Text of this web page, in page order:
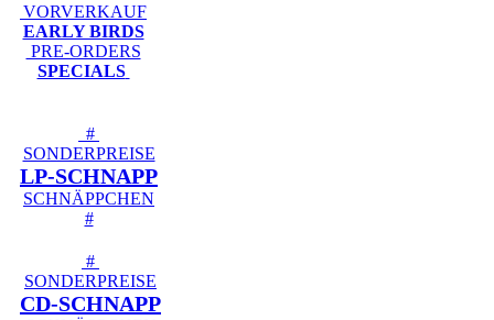
VORVERKAUF
EARLY BIRDS
PRE-ORDERS
SPECIALS
#
SONDERPREISE
LP-SCHNAPP
SCHNÄPPCHEN
#
#
SONDERPREISE
CD-SCHNAPP